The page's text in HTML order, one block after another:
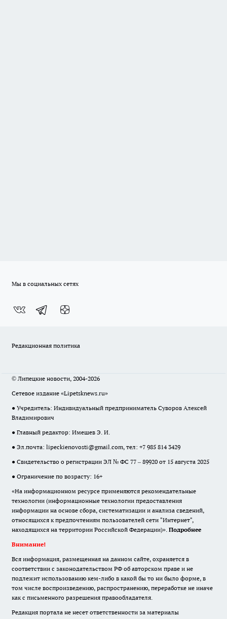
Мы в социальных сетях
Редакционная политика
© Липецкие новости, 2004-2026
Сетевое издание «Lipetsknews.ru»
● Учредитель: Индивидуальный предприниматель Суворов Алексей
Владимирович
● Главный редактор: Имешев Э. И.
● Эл.почта: lipeckienovosti@gmail.com, тел: +7 985 814 3429
● Свидетельство о регистрации ЭЛ № ФС 77 – 89920 от 15 августа 2025
● Ограничение по возрасту: 16+
«На информационном ресурсе применяются рекомендательные
технологии (информационные технологии предоставления
информации на основе сбора, систематизации и анализа сведений,
относящихся к предпочтениям пользователей сети "Интернет",
находящихся на территории Российской Федерации)». Подробнее
Внимание!
Вся информация, размещенная на данном сайте, охраняется в
соответствии с законодательством РФ об авторском праве и не
подлежит использованию кем-либо в какой бы то ни было форме, в
том числе воспроизведению, распространению, переработке не иначе
как с письменного разрешения правообладателя.
Редакция портала не несет ответственности за материалы